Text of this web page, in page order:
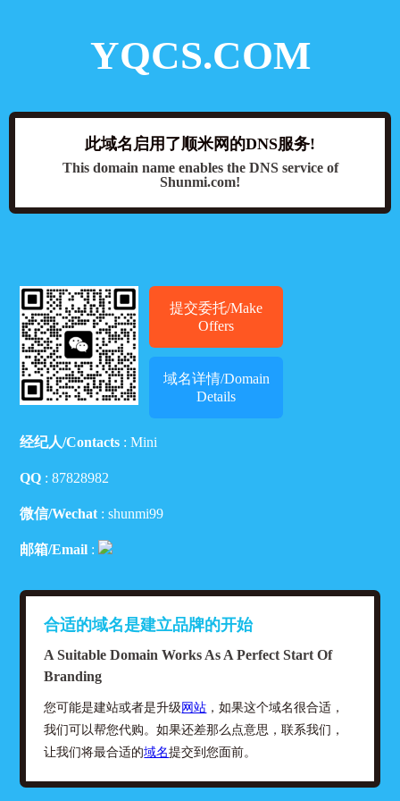
YQCS.COM
此域名启用了顺米网的DNS服务!
This domain name enables the DNS service of
Shunmi.com!
提交委托/Make
Offers
域名详情/Domain
Details
经纪人/Contacts : Mini
QQ :87828982
微信/Wechat : shunmi99
邮箱/Email :
合适的域名是建立品牌的开始
A Suitable Domain Works As A Perfect Start Of
Branding
您可能是建站或者是升级 网站 ，如果这个域名很合适，
我们可以帮您代购。如果还差那么点意思，联系我们，
让我们将最合适的域名提交到您面前。